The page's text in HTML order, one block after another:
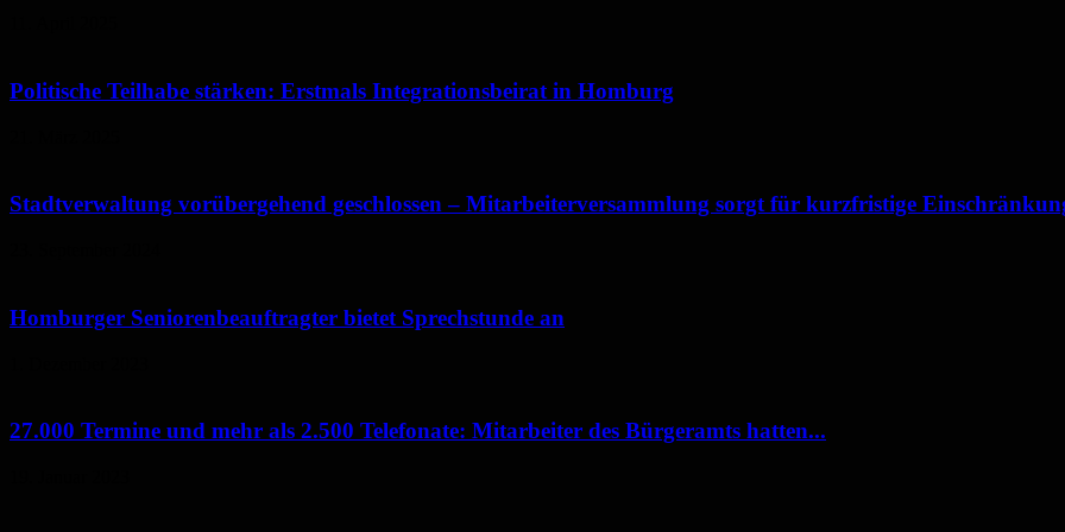
Politische Teilhabe stärken: Erstmals Integrationsbeirat in Homburg
Stadtverwaltung vorübergehend geschlossen – Mitarbeiterversammlung sorgt für kurzfristige
Homburger Seniorenbeauftragter bietet Sprechstunde an
27.000 Termine und mehr als 2.500 Telefonate: Mitarbeiter des Bürgeramts hatten...